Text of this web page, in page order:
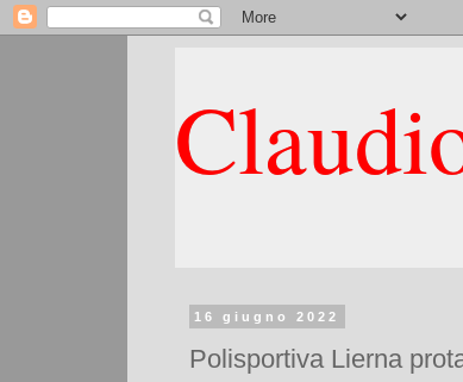
16 giugno 2022
Polisportiva Lierna